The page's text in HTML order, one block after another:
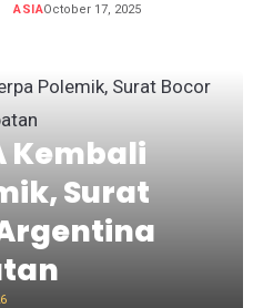
ASIAOctober 17, 2025
Kembali
Surat